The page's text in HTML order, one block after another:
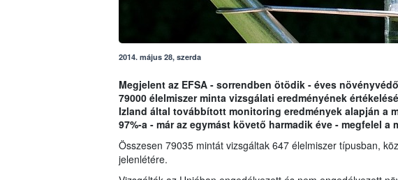
2014. május 28, szerda
Megjelent az EFSA - sorrendben ötödik - éves
79000 élelmiszer minta vizsgálati eredményének
Izland által továbbított monitoring eredmények alapján a
97%-a - már az egymást követő harmadik éve - megfelel
Összesen 79035 mintát vizsgáltak 647 élelmiszer típusban,
jelenlétére.